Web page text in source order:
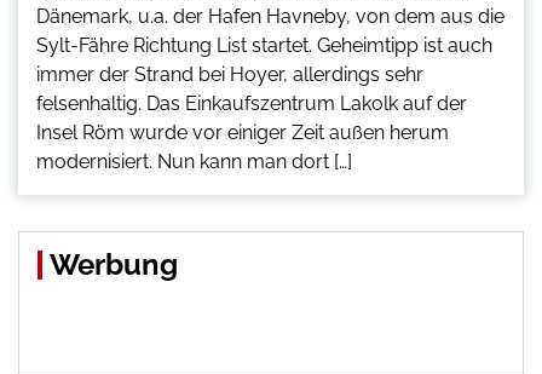
Dänemark, u.a. der Hafen Havneby, von dem aus die
Sylt-Fähre Richtung List startet. Geheimtipp ist auch
immer der Strand bei Hoyer, allerdings sehr
felsenhaltig. Das Einkaufszentrum Lakolk auf der
Insel Röm wurde vor einiger Zeit außen herum
modernisiert. Nun kann man dort […]
Werbung